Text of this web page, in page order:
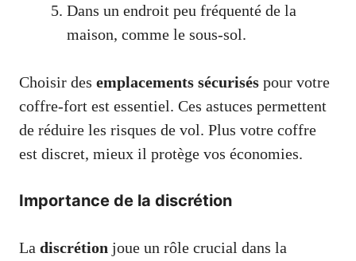
Dans un endroit peu fréquenté de la
maison, comme le sous-sol.
Choisir des emplacements sécurisés pour votre
coffre-fort est essentiel. Ces astuces permettent
de réduire les risques de vol. Plus votre coffre
est discret, mieux il protège vos économies.
Importance de la discrétion
La discrétion joue un rôle crucial dans la